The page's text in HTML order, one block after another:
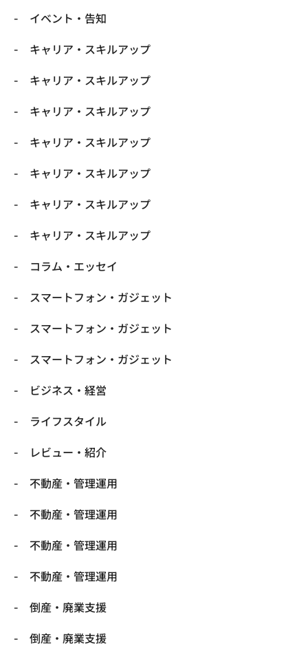
イベント・告知
キャリア・スキルアップ
キャリア・スキルアップ
キャリア・スキルアップ
キャリア・スキルアップ
キャリア・スキルアップ
キャリア・スキルアップ
キャリア・スキルアップ
コラム・エッセイ
スマートフォン・ガジェット
スマートフォン・ガジェット
スマートフォン・ガジェット
ビジネス・経営
ライフスタイル
レビュー・紹介
不動産・管理運用
不動産・管理運用
不動産・管理運用
不動産・管理運用
倒産・廃業支援
倒産・廃業支援